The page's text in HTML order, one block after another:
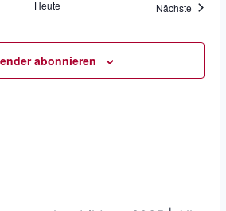
Heute Nächste
abonnieren